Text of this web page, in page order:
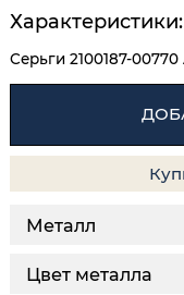
Характеристики:
Серьги 2100187-00770
Металл
Цвет металла